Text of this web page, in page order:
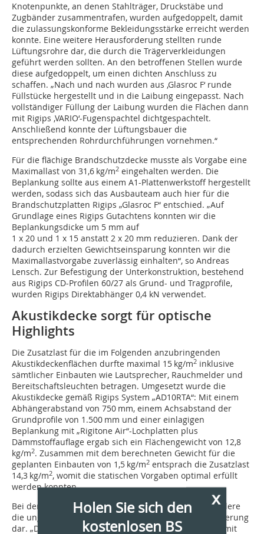
Knotenpunkte, an denen Stahlträger, Druckstäbe und
Zugbänder zusammentrafen, wurden aufgedoppelt, damit
die zulassungskonforme Bekleidungsstärke erreicht werden
konnte. Eine weitere Herausforderung stellten runde
Lüftungsrohre dar, die durch die Trägerverkleidungen
geführt werden sollten. An den betroffenen Stellen wurde
diese aufgedoppelt, um einen dichten Anschluss zu
schaffen. „Nach und nach wurden aus ‚Glasroc F‘ runde
Füllstücke hergestellt und in die Laibung eingepasst. Nach
vollständiger Füllung der Laibung wurden die Flächen dann
mit Rigips ‚VARIO‘-Fugenspachtel dichtgespachtelt.
Anschließend konnte der Lüftungsbauer die
entsprechenden Rohrdurchführungen vornehmen.“
Für die flächige Brandschutzdecke musste als Vorgabe eine
Maximallast von 31,6 kg/m2 eingehalten werden. Die
Beplankung sollte aus einem A1-Plattenwerkstoff hergestellt
werden, sodass sich das Ausbauteam auch hier für die
Brandschutzplatten Rigips „Glasroc F“ entschied. „Auf
Grundlage eines Rigips Gutachtens konnten wir die
Beplankungsdicke um 5 mm auf
1 x 20 und 1 x 15 anstatt 2 x 20 mm reduzieren. Dank der
dadurch erzielten Gewichtseinsparung konnten wir die
Maximallastvorgabe zuverlässig einhalten“, so Andreas
Lensch. Zur Befestigung der Unterkonstruktion, bestehend
aus Rigips CD-Profilen 60/27 als Grund- und Tragprofile,
wurden Rigips Direktabhänger 0,4 kN verwendet.
Akustikdecke sorgt für optische
Highlights
Die Zusatzlast für die im Folgenden anzubringenden
Akustikdeckenflächen durfte maximal 15 kg/m2 inklusive
sämtlicher Einbauten wie Lautsprecher, Rauchmelder und
Bereitschaftsleuchten betragen. Umgesetzt wurde die
Akustikdecke gemäß Rigips System „AD10RTA“: Mit einem
Abhänger­abstand von 750 mm, einem Achsabstand der
Grundprofile von 1.500 mm und einer einlagigen
Beplankung mit „­Rigitone Air“-Lochplatten plus
Dämmstoffauflage ergab sich ein Flächengewicht von 12,8
kg/m2. Zusammen mit dem berechneten Gewicht für die
geplanten Einbauten von 1,5 kg/m2 entsprach die Zusatzlast
14,3 kg/m2, womit die statischen Vorgaben optimal erfüllt
werden konnten.
Bei der Ausbildung der Akustikdecke stellte insbesondere
die ungewöhnliche Deckengeometrie eine Herausforderung
dar. „Durch die schrägen Dachflächen in Verbindung mit
x
Holen Sie sich den
kostenlosen BS